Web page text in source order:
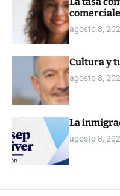
agosto 8,
Cultura y
agosto 8,
La
agosto 8,